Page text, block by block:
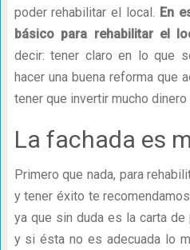
poder rehabilitar el local. En
básico para rehabilitar el
decir: tener claro en lo que
hacer una buena reforma que
tener que invertir mucho dinero
La fachada es
Primero que nada, para
y tener éxito te
ya que sin duda es la carta
y si ésta no es adecuada lo